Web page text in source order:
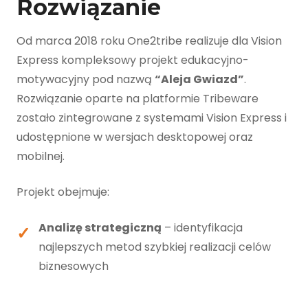
Rozwiązanie
Od marca 2018 roku One2tribe realizuje dla Vision
Express kompleksowy projekt edukacyjno-
motywacyjny pod nazwą “Aleja Gwiazd”.
Rozwiązanie oparte na platformie Tribeware
zostało zintegrowane z systemami Vision Express i
udostępnione w wersjach desktopowej oraz
mobilnej.
Projekt obejmuje:
Analizę strategiczną – identyfikacja
najlepszych metod szybkiej realizacji celów
biznesowych